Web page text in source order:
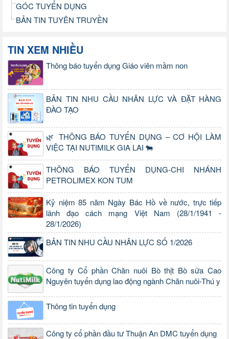
GÓC TUYỂN DỤNG
BẢN TIN TUYÊN TRUYỀN
TIN XEM NHIỀU
Thông báo tuyển dụng Giáo viên mầm non
BẢN TIN NHU CẦU NHÂN LỰC VÀ ĐẶT HÀNG
ĐÀO TẠO
🌿 THÔNG BÁO TUYỂN DỤNG – CƠ HỘI LÀM
VIỆC TẠI NUTIMILK GIA LAI 🐄
THÔNG BÁO TUYỂN DỤNG-CHI NHÁNH
PETROLIMEX KON TUM
Kỷ niệm 85 năm Ngày Bác Hồ về nước, trực tiếp
lãnh đạo cách mạng Việt Nam (28/1/1941 -
28/1/2026)
BẢN TIN NHU CẦU NHÂN LỰC SỐ 1/2026
Công ty Cổ phần Chăn nuôi Bò thịt Bò sữa Cao
Nguyên tuyển dụng lao động ngành Chăn nuôi-Thú y
Thông tin tuyển dụng
Công ty cổ phần đầu tư Thuận An DMC tuyển dụng